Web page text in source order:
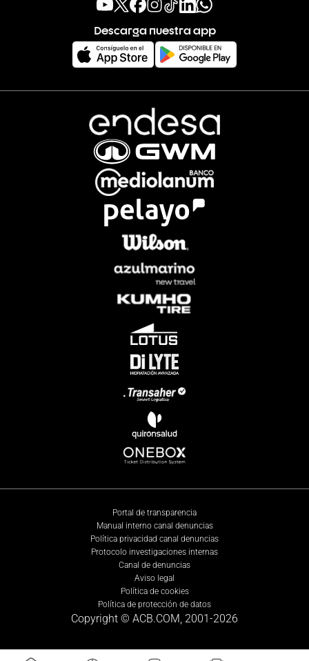
Descarga nuestra app
Portal de transparencia
Manual interno canal denuncias
Política privacidad canal denuncias
Protocolo investigaciones internas
Canal de denuncias
Aviso legal
Política de cookies
Política de protección de datos
Copyright © ACB.COM, 2001-2026